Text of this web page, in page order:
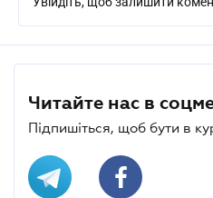
Читайте нас в
Підпишіться, щоб бути в